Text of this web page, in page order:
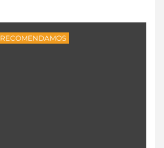
RECOMENDAMOS